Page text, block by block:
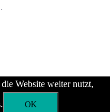
Website weiter nutzt,
OK